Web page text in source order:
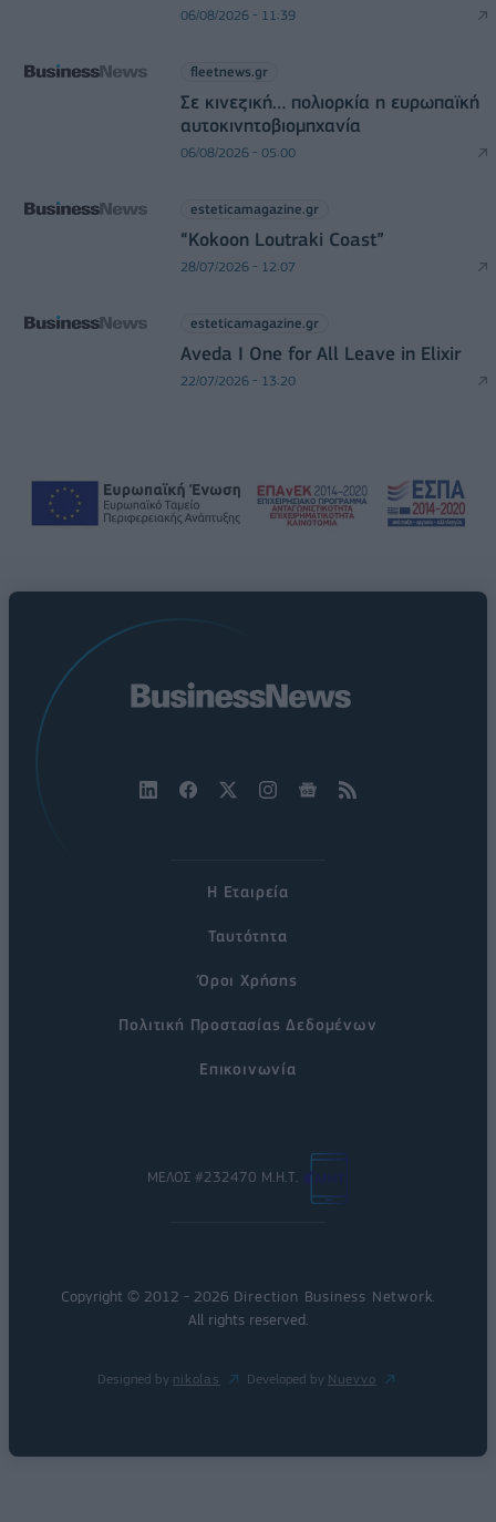
06/08/2026 - 11:39
fleetnews.gr
Σε κινεζική… πολιορκία η ευρωπαϊκή
αυτοκινητοβιομηχανία
06/08/2026 - 05:00
esteticamagazine.gr
“Kokoon Loutraki Coast”
28/07/2026 - 12:07
esteticamagazine.gr
Aveda I One for All Leave in Elixir
22/07/2026 - 13:20
Η Εταιρεία
Ταυτότητα
Όροι Χρήσης
Πολιτική Προστασίας Δεδομένων
Επικοινωνία
ΜΕΛΟΣ #232470 Μ.Η.Τ.
Copyright © 2012 - 2026 Direction Business Network.
All rights reserved.
Designed by nikolas Developed by Nuevvo